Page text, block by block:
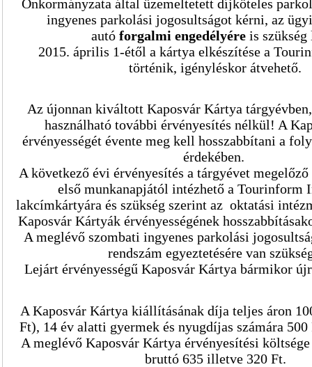
Önkormányzata által üzemeltetett díjköteles
ingyenes parkolási jogosultságot kérni, az
autó forgalmi engedélyére is
2015. április 1-étől a kártya elkészítése a
történik, igényléskor átvehető.
Az újonnan kiváltott Kaposvár Kártya
használható további érvényesítés nélkül! A
érvényességét évente meg kell hosszabbítani a
érdekében.
A következő évi érvényesítés a tárgyévet
első munkanapjától intézhető a Tourinform
lakcímkártyára és szükség szerint az oktatási
Kaposvár Kártyák érvényességének
A meglévő szombati ingyenes parkolási
rendszám egyeztetésére van
Lejárt érvényességű Kaposvár Kártya bármikor
A Kaposvár Kártya kiállításának díja teljes áron
Ft), 14 év alatti gyermek és nyugdíjas számára
A meglévő Kaposvár Kártya érvényesítési
bruttó 635 illetve 320 Ft.